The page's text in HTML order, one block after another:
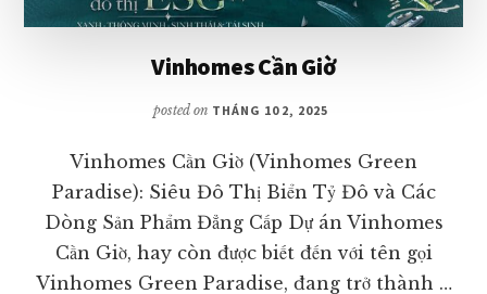
Vinhomes Cần Giờ
posted on THÁNG 10 2, 2025
Vinhomes Cần Giờ (Vinhomes Green
Paradise): Siêu Đô Thị Biển Tỷ Đô và Các
Dòng Sản Phẩm Đẳng Cấp Dự án Vinhomes
Cần Giờ, hay còn được biết đến với tên gọi
Vinhomes Green Paradise, đang trở thành …